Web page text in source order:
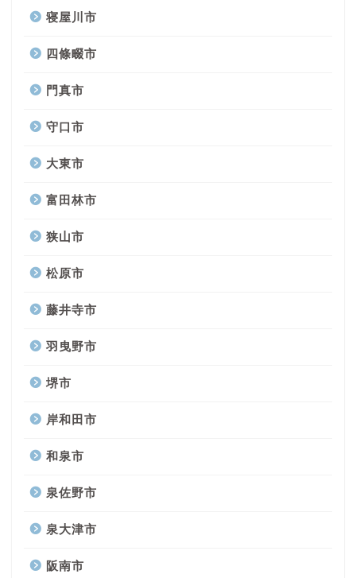
寝屋川市
四條畷市
門真市
守口市
大東市
富田林市
狭山市
松原市
藤井寺市
羽曳野市
堺市
岸和田市
和泉市
泉佐野市
泉大津市
阪南市